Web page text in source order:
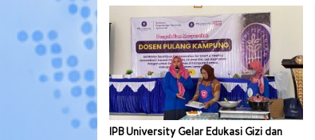
IPB University Gelar Edukasi Gizi dan